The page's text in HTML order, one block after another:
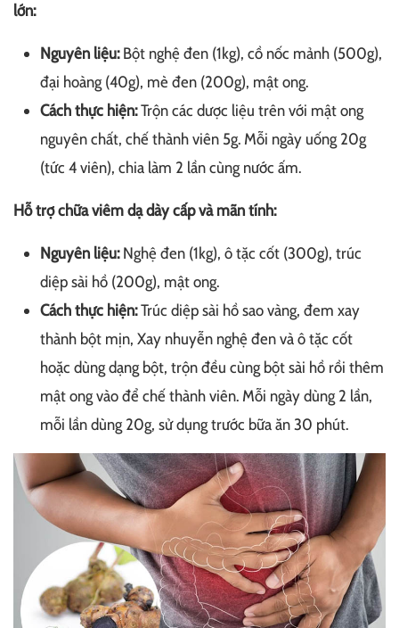
lớn:
Nguyên liệu:Bột nghệ đen (1kg), cồ nốc mảnh (500g),
đại hoàng (40g), mè đen (200g), mật ong.
Cách thực hiện:Trộn các dược liệu trên với mật ong
nguyên chất, chế thành viên 5g. Mỗi ngày uống 20g
(tức 4 viên), chia làm 2 lần cùng nước ấm.
Hỗ trợ chữa viêm dạ dày cấp và mãn tính:
Nguyên liệu:Nghệ đen (1kg), ô tặc cốt (300g), trúc
diệp sài hồ (200g), mật ong.
Cách thực hiện:Trúc diệp sài hồ sao vàng, đem xay
thành bột mịn, Xay nhuyễn nghệ đen và ô tặc cốt
hoặc dùng dạng bột, trộn đều cùng bột sài hồ rồi thêm
mật ong vào để chế thành viên. Mỗi ngày dùng 2 lần,
mỗi lần dùng 20g, sử dụng trước bữa ăn 30 phút.